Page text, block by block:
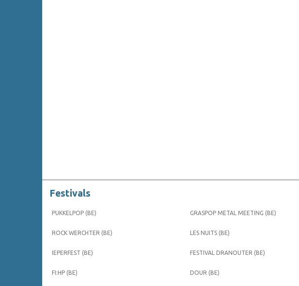
Festivals
PUKKELPOP (BE)
ROCK WERCHTER (BE)
IEPERFEST (BE)
FI:HP (BE)
GRASPOP METAL MEETING (BE)
LES NUITS (BE)
FESTIVAL DRANOUTER (BE)
DOUR (BE)